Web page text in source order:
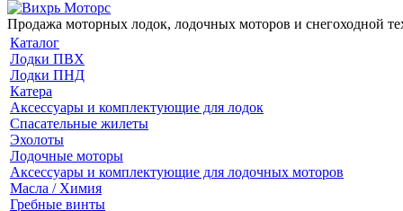
Продажа моторных лодок, лодочных моторов и снегоходной
Каталог
Лодки ПВХ
Лодки ПНД
Катера
Аксессуары и комплектующие для лодок
Спасательные жилеты
Эхолоты
Лодочные моторы
Аксессуары и комплектующие для лодочных моторов
Масла / Химия
Гребные винты